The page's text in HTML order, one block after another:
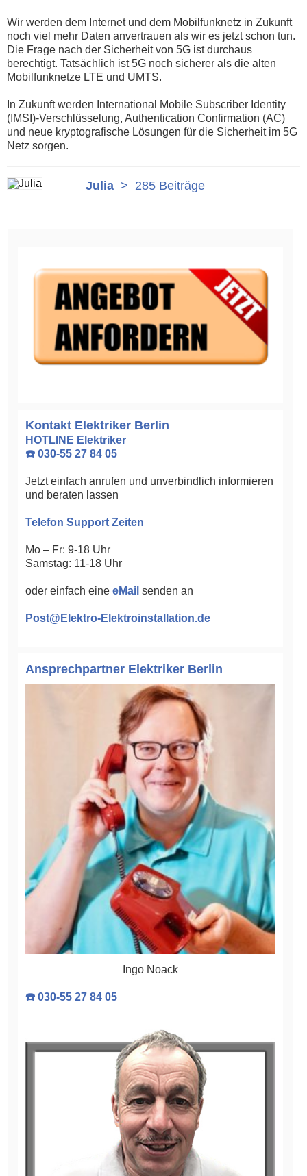
Wir werden dem Internet und dem Mobilfunknetz in Zukunft
noch viel mehr Daten anvertrauen als wir es jetzt schon tun.
Die Frage nach der Sicherheit von 5G ist durchaus
berechtigt. Tatsächlich ist 5G noch sicherer als die alten
Mobilfunknetze LTE und UMTS.
In Zukunft werden International Mobile Subscriber Identity
(IMSI)-Verschlüsselung, Authentication Confirmation (AC)
und neue kryptografische Lösungen für die Sicherheit im 5G
Netz sorgen.
Julia > 285 Beiträge
Kontakt Elektriker Berlin
HOTLINE Elektriker
☎️ 030-55 27 84 05
Jetzt einfach anrufen und unverbindlich informieren
und beraten lassen
Telefon Support Zeiten
Mo – Fr: 9-18 Uhr
Samstag: 11-18 Uhr
oder einfach eine eMail senden an
Post@Elektro-Elektroinstallation.de
Ansprechpartner Elektriker Berlin
Ingo Noack
☎️ 030-55 27 84 05